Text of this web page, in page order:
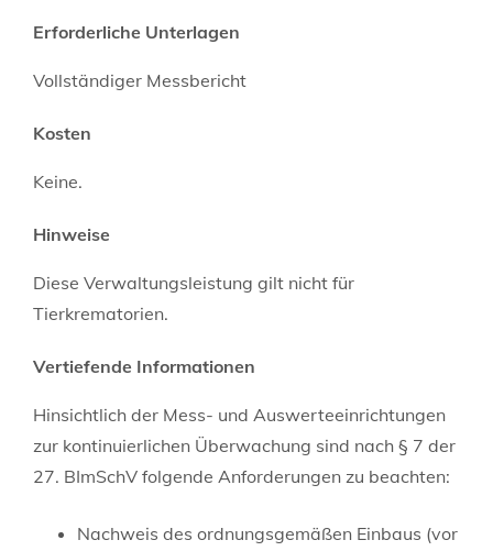
Erforderliche Unterlagen
Vollständiger Messbericht
Kosten
Keine.
Hinweise
Diese Verwaltungsleistung gilt nicht für
Tierkrematorien.
Vertiefende Informationen
Hinsichtlich der Mess- und Auswerteeinrichtungen
zur kontinuierlichen Überwachung sind nach § 7 der
27. BImSchV folgende Anforderungen zu beachten:
Nachweis des ordnungsgemäßen Einbaus (vor